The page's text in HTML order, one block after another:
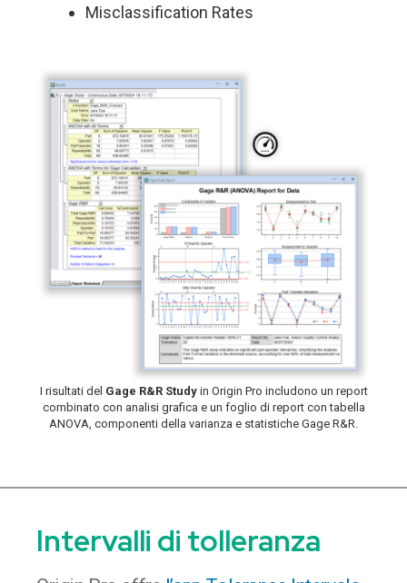
Misclassification Rates
I risultati del Gage R&R Studyin Origin Pro includono un report
combinato con analisi grafica e un foglio di report con tabella
ANOVA, componenti della varianza e statistiche Gage R&R.
Intervalli di tolleranza